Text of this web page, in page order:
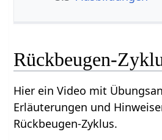
Rückbeugen-
Hier ein Video mit
Erläuterungen und
Rückbeugen-Zyklus.